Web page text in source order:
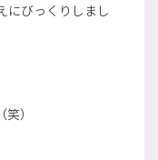
にびっくりしまし
）